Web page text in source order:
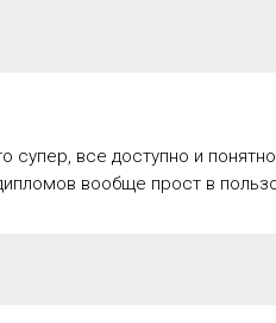
супер, все доступно и
вообще прост в